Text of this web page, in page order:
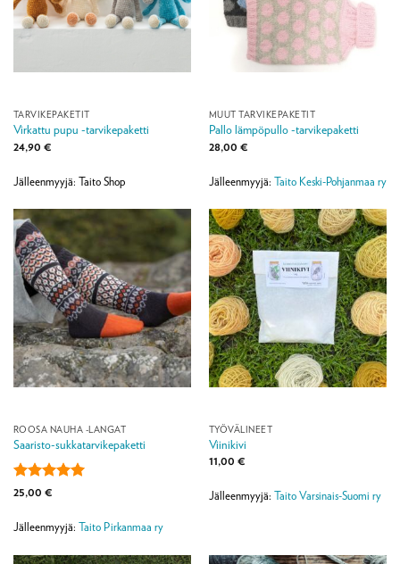
TARVIKEPAKETIT
Virkattu pupu -tarvikepaketti
24,90 €
Jälleenmyyjä: Taito Shop
MUUT TARVIKEPAKETIT
Pallo lämpöpullo -tarvikepaketti
28,00 €
Jälleenmyyjä: Taito Keski-Pohjanmaa ry
ROOSA NAUHA -LANGAT
Saaristo-sukkatarvikepaketti
Arvostelu
/ 5
25,00 €
Jälleenmyyjä: Taito Pirkanmaa ry
TYÖVÄLINEET
Viinikivi
11,00 €
Jälleenmyyjä: Taito Varsinais-Suomi ry